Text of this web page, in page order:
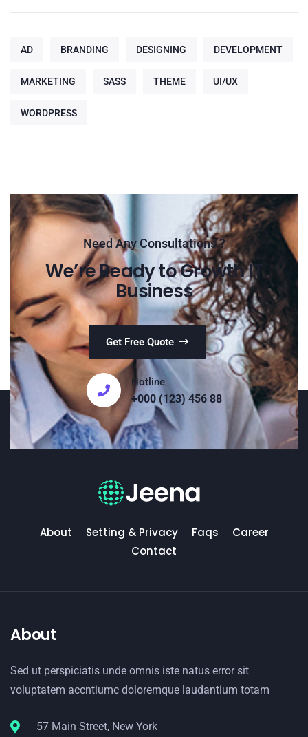
AD BRANDING DESIGNING DEVELOPMENT
MARKETING SASS THEME UI/UX
WORDPRESS
Need Any Consultations ?
We’re Ready to Growth IT
Business
Get Free Quote
Hotline
+000 (123) 456 88
About Setting & Privacy Faqs
Career
Contact
About
Sed ut perspiciatis unde omnis iste natus error sit
voluptatem accntiumc doloremque laudantium totam
57 Main Street, New York